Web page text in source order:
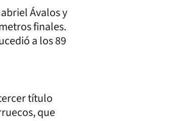
Ávalos y
finales.
a los 89
título
que